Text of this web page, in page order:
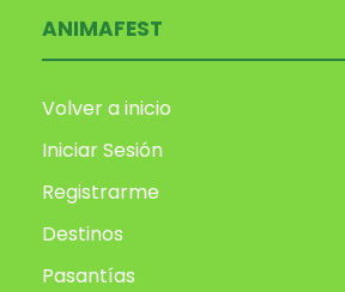
ANIMAFEST
Volver a inicio
Iniciar Sesión
Registrarme
Destinos
Pasantías